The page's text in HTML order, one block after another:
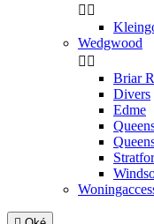
 
Wedgwood
 
Briar
Divers
Edme